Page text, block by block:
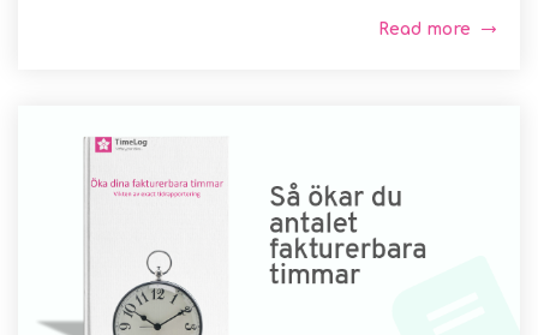
Read more